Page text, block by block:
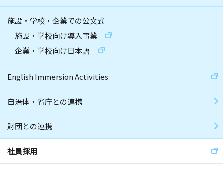
施設・学校・企業での公文式
施設・学校向け導入事業
企業・学校向け日本語
English Immersion Activities
自治体・省庁との連携
財団との連携
社員採用